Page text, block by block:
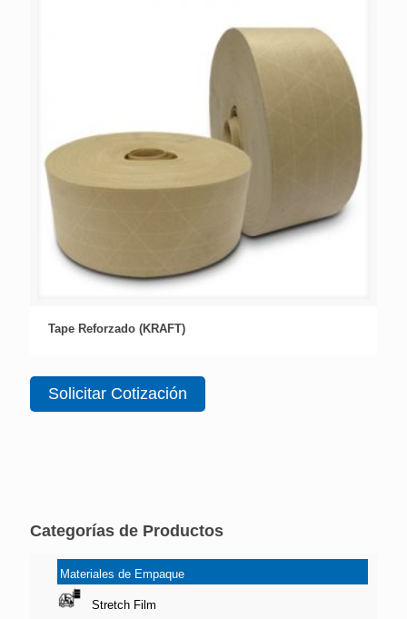
Tape Reforzado (KRAFT)
Solicitar Cotización
Categorías de Productos
Materiales de Empaque
Stretch Film